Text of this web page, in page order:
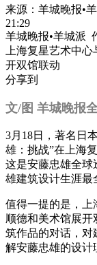
来源：羊城晚报•
21:29
羊城晚报•羊城派
上海复星艺术中
开双馆联动
分享到
文/图 羊城晚报
3月18日，著名日
雄：挑战”在上海
这是安藤忠雄全球
雄建筑设计生涯最
值得一提的是，上
顺德和美术馆展开
筑作品的对话，对
解安藤忠雄的设计